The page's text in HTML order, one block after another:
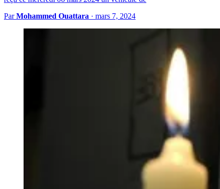
ParMohammed Ouattara · mars 7, 2024